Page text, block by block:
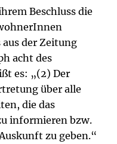
Beschluss die
der Zeitung
acht des
es: „(2) Der
über alle
die das
informieren bzw.
zu geben.“